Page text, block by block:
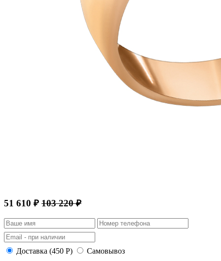
51 610 ₽ 103 220 ₽
Доставка (450 Р) Самовывоз